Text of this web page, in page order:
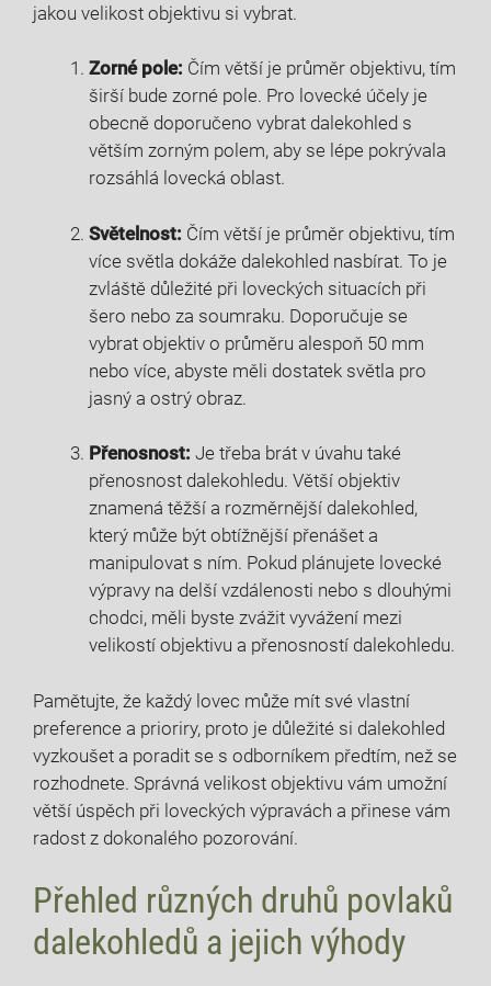
jakou velikost objektivu si vybrat.
Zorné pole: Čím větší je průměr objektivu, tím
širší bude zorné pole. Pro lovecké účely je
obecně doporučeno vybrat dalekohled s
větším zorným polem, aby se lépe pokrývala
rozsáhlá lovecká oblast.
Světelnost: Čím větší je průměr objektivu, tím
více světla dokáže dalekohled nasbírat. To je
zvláště důležité při loveckých situacích při
šero nebo za soumraku. Doporučuje se
vybrat objektiv o průměru alespoň 50 mm
nebo více, abyste měli dostatek světla pro
jasný a ostrý obraz.
Přenosnost: Je třeba brát v úvahu také
přenosnost dalekohledu. Větší objektiv
znamená těžší a rozměrnější dalekohled,
který může být obtížnější přenášet a
manipulovat s ním. Pokud plánujete lovecké
výpravy na delší vzdálenosti nebo s dlouhými
chodci, měli byste zvážit vyvážení mezi
velikostí objektivu a přenosností dalekohledu.
Pamětujte, že každý lovec může mít své vlastní
preference a prioriry, proto je důležité si dalekohled
vyzkoušet a poradit se s odborníkem předtím, než se
rozhodnete. Správná velikost objektivu vám umožní
větší úspěch při loveckých výpravách a přinese vám
radost z dokonalého pozorování.
Přehled různých druhů povlaků
dalekohledů a jejich výhody